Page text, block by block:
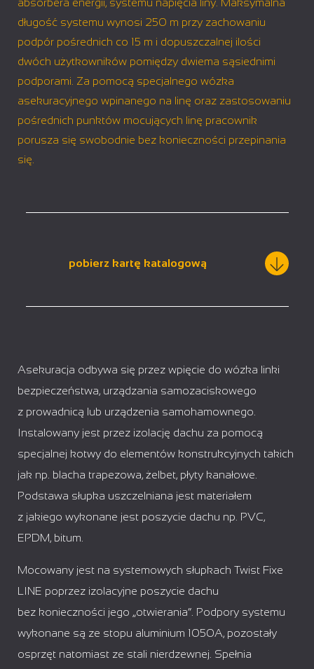
długość systemu wynosi 250 m przy zachowaniu
podpór pośrednich co 15 m i dopuszczalnej ilości
dwóch użytkowników pomiędzy dwiema sąsiednimi
podporami. Za pomocą specjalnego wózka
asekuracyjnego wpinanego na linę oraz zastosowaniu
pośrednich punktów mocujących linę pracownik
porusza się swobodnie bez konieczności przepinania
się.
pobierz kartę katalogową
Asekuracja odbywa się przez wpięcie do wózka linki
bezpieczeństwa, urządzania samozaciskowego
z prowadnicą lub urządzenia samohamownego.
Instalowany jest przez izolację dachu za pomocą
specjalnej kotwy do elementów konstrukcyjnych takich
jak np. blacha trapezowa, żelbet, płyty kanałowe.
Podstawa słupka uszczelniana jest materiałem
z jakiego wykonane jest poszycie dachu np. PVC,
EPDM, bitum.
Mocowany jest na systemowych słupkach Twist Fixe
LINE poprzez izolacyjne poszycie dachu
bez konieczności jego „otwierania”. Podpory systemu
wykonane są ze stopu aluminium 1050A, pozostały
osprzęt natomiast ze stali nierdzewnej. Spełnia